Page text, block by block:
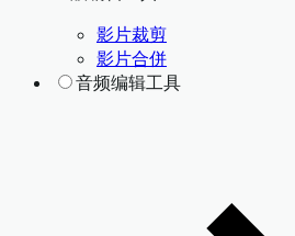
影片裁剪
影片合併
音频编辑工具